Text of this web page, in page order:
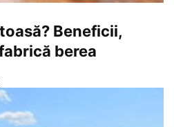
Beneficii,
berea